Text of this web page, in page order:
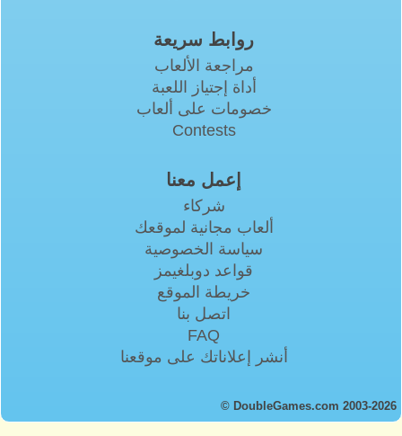
روابط سريعة
مراجعة الألعاب
أداة إجتياز اللعبة
خصومات على ألعاب
Contests
إعمل معنا
شركاء
ألعاب مجانية لموقعك
سياسة الخصوصية
قواعد دوبلغيمز
خريطة الموقع
اتصل بنا
FAQ
أنشر إعلاناتك على موقعنا
© DoubleGames.com 2003-2026